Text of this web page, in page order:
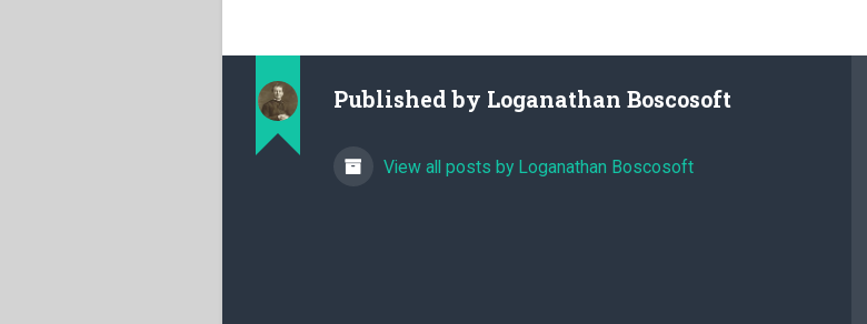
Published by Loganathan Boscosoft
View all posts by Loganathan Boscosoft